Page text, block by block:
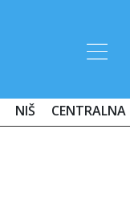
NIŠ CENTRALNA